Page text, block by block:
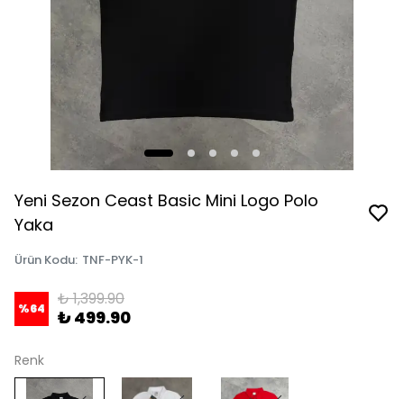
Yeni Sezon Ceast Basic Mini Logo Polo
Yaka
Ürün Kodu: TNF-PYK-1
%64 ₺ 1,399.90
₺ 499.90
Renk